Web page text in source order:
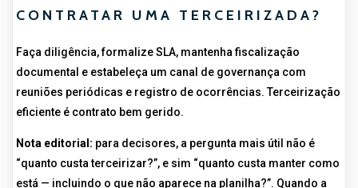
CONTRATAR UMA TERCEIRIZADA?
Faça diligência, formalize SLA, mantenha fiscalização
documental e estabeleça um canal de governança com
reuniões periódicas e registro de ocorrências. Terceirização
eficiente é contrato bem gerido.
Nota editorial: para decisores, a pergunta mais útil não é
“quanto custa terceirizar?”, e sim “quanto custa manter como
está — incluindo o que não aparece na planilha?”. Quando a